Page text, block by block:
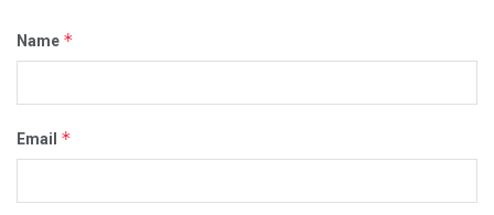
Name *
Email *